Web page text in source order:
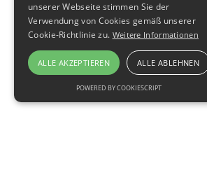
unserer Webseite stimmen Sie der
Verwendung von Cookies gemäß unserer
Cookie-Richtlinie zu. Weitere Informationen
ALLE AKZEPTIEREN ALLE ABLEHNEN
POWERED BY COOKIESCRIPT